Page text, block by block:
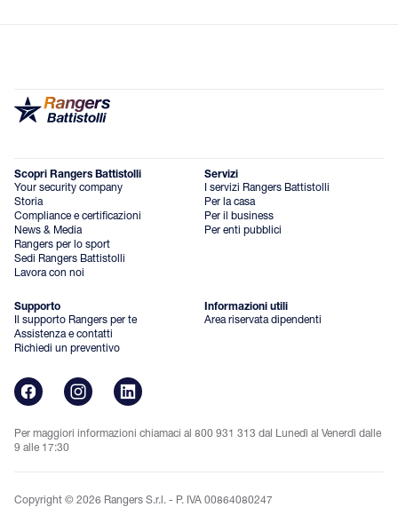
Scopri Rangers Battistolli
Your security company
Storia
Compliance e certificazioni
News & Media
Rangers per lo sport
Sedi Rangers Battistolli
Lavora con noi
Informazioni utili
Area riservata dipendenti
Supporto
Il supporto Rangers per te
Assistenza e contatti
Richiedi un preventivo
Servizi
I servizi Rangers Battistolli
Per la casa
Per il business
Per enti pubblici
Per maggiori informazioni chiamaci al 800 931 313 dal Lunedì al Venerdì dalle
9 alle 17:30
Copyright © 2026 Rangers S.r.l. - P. IVA 00864080247